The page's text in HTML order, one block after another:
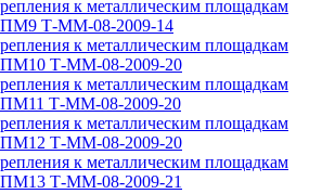
к металлическим площадкам
Т-ММ-08-2009-14
к металлическим площадкам
Т-ММ-08-2009-20
к металлическим площадкам
Т-ММ-08-2009-20
к металлическим площадкам
Т-ММ-08-2009-20
к металлическим площадкам
Т-ММ-08-2009-21